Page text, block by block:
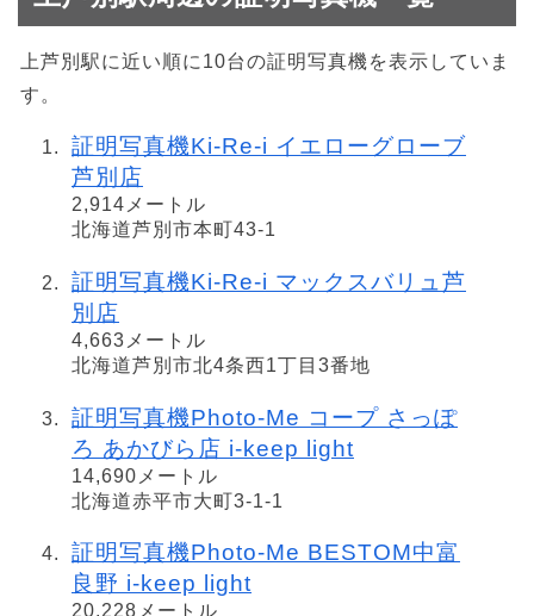
上芦別駅に近い順に10台の証明写真機を表示していま
す。
証明写真機Ki-Re-i イエローグローブ
芦別店
2,914メートル
北海道芦別市本町43-1
証明写真機Ki-Re-i マックスバリュ芦
別店
4,663メートル
北海道芦別市北4条西1丁目3番地
証明写真機Photo-Me コープ さっぽ
ろ あかびら店 i-keep light
14,690メートル
北海道赤平市大町3-1-1
証明写真機Photo-Me BESTOM中富
良野 i-keep light
20,228メートル